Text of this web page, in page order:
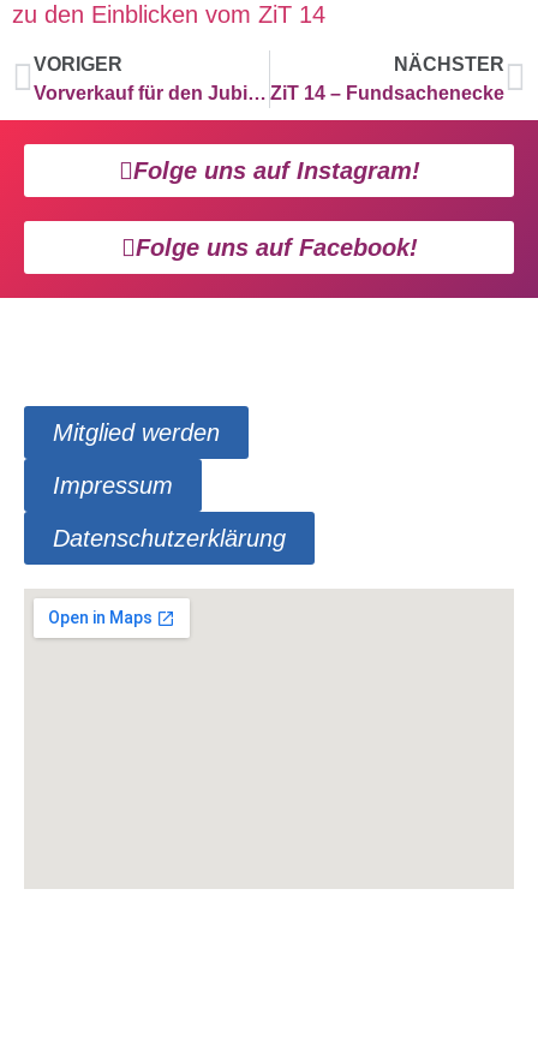
zu den Einblicken vom ZiT 14
VORIGER
Vorverkauf für den Jubiball gestartet!
NÄCHSTER
ZiT 14 – Fundsachenecke
Folge uns auf Instagram!
Folge uns auf Facebook!
Mitglied werden
Impressum
Datenschutzerklärung